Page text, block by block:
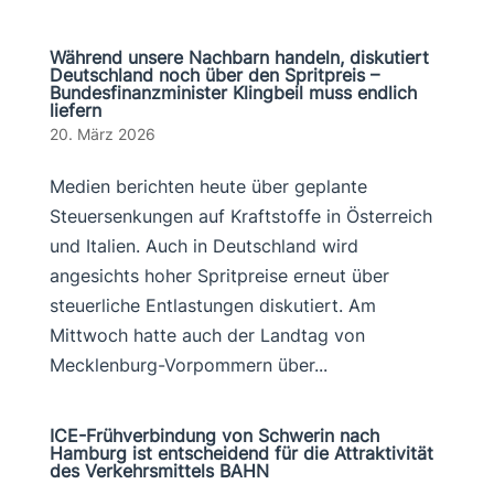
Während unsere Nachbarn handeln, diskutiert
Deutschland noch über den Spritpreis –
Bundesfinanzminister Klingbeil muss endlich
liefern
20. März 2026
Medien berichten heute über geplante
Steuersenkungen auf Kraftstoffe in Österreich
und Italien. Auch in Deutschland wird
angesichts hoher Spritpreise erneut über
steuerliche Entlastungen diskutiert. Am
Mittwoch hatte auch der Landtag von
Mecklenburg-Vorpommern über...
ICE-Frühverbindung von Schwerin nach
Hamburg ist entscheidend für die Attraktivität
des Verkehrsmittels BAHN